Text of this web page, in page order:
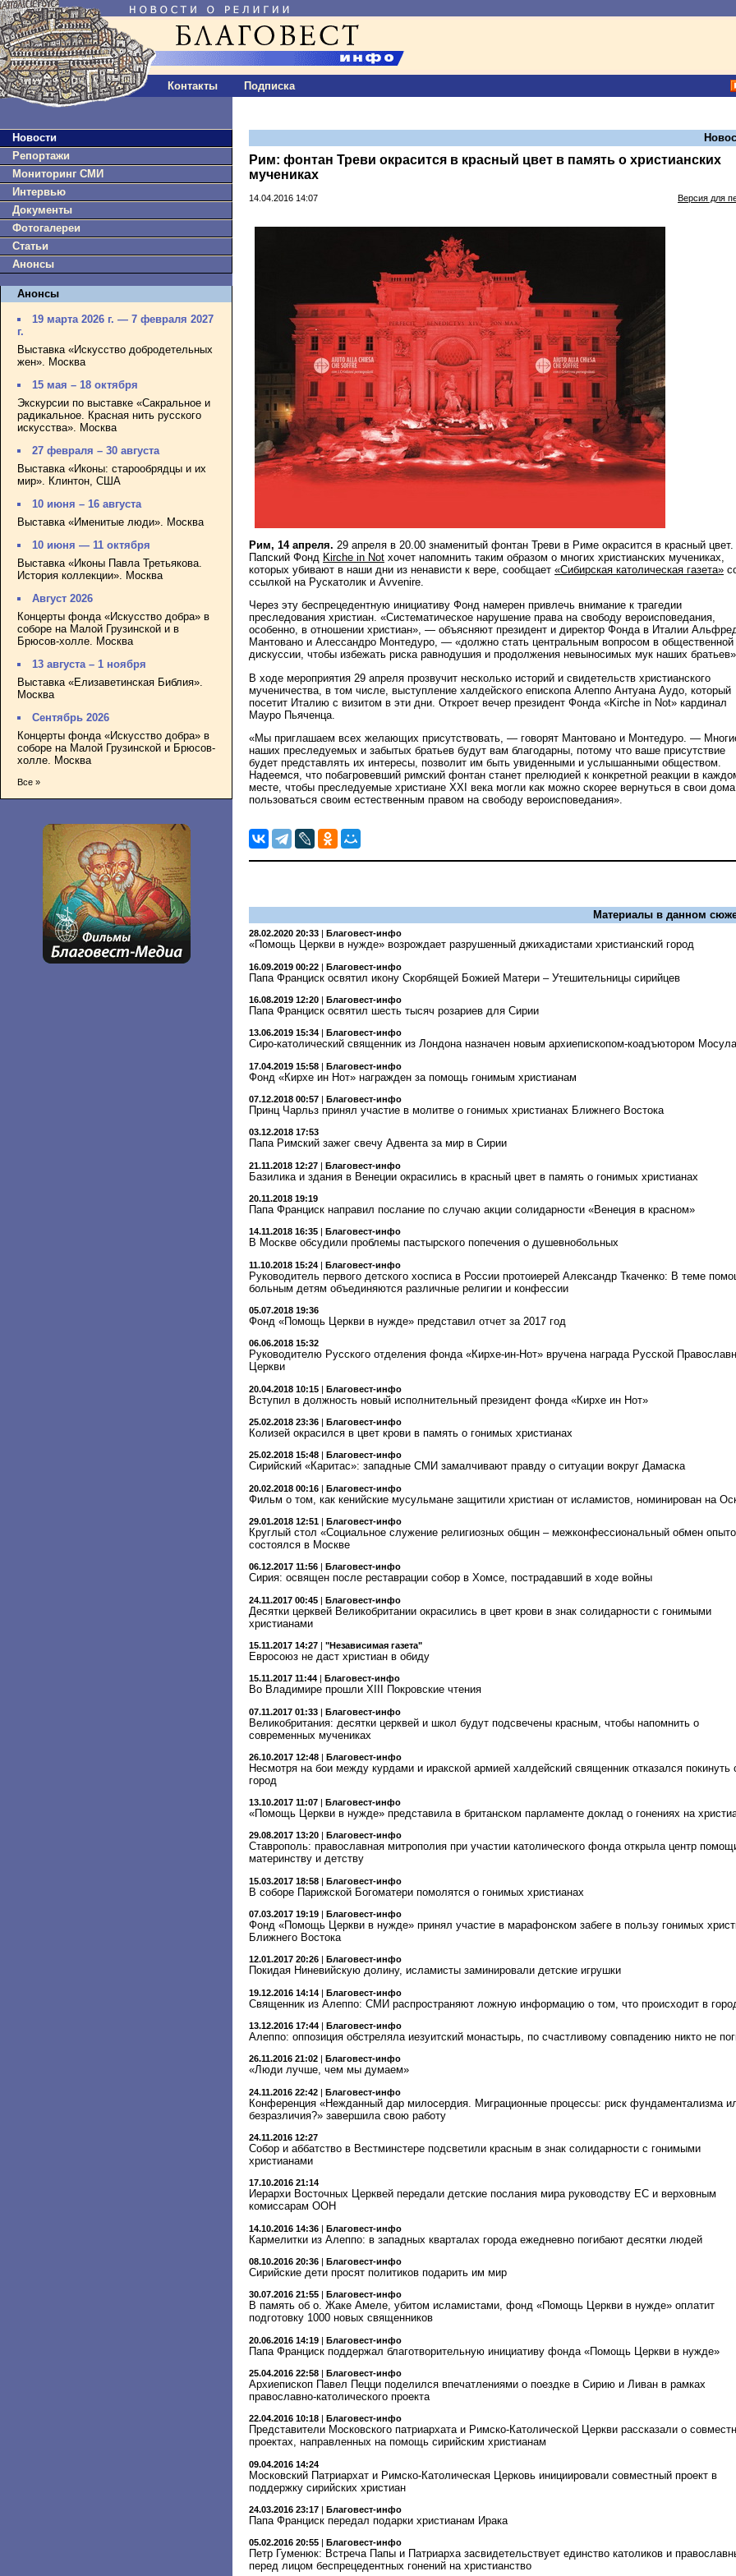
Контакты Подписка
Новости
Репортажи
Мониторинг СМИ
Интервью
Документы
Фотогалереи
Статьи
Анонсы
Анонсы
19 марта 2026 г. — 7 февраля 2027
г.
Выставка «Искусство добродетельных
жен». Москва
15 мая – 18 октября
Экскурсии по выставке «Сакральное и
радикальное. Красная нить русского
искусства». Москва
27 февраля – 30 августа
Выставка «Иконы: старообрядцы и их
мир». Клинтон, США
10 июня – 16 августа
Выставка «Именитые люди». Москва
10 июня — 11 октября
Выставка «Иконы Павла Третьякова.
История коллекции». Москва
Август 2026
Концерты фонда «Искусство добра» в
соборе на Малой Грузинской и в
Брюсов-холле. Москва
13 августа – 1 ноября
Выставка «Елизаветинская Библия».
Москва
Сентябрь 2026
Концерты фонда «Искусство добра» в
соборе на Малой Грузинской и Брюсов-
холле. Москва
Все »
Рим: фонтан Треви окрасится в красный цвет в память о христианских
мучениках
14.04.2016 14:07 Версия для
Рим, 14 апреля. 29 апреля в 20.00 знаменитый фонтан Треви в Риме окрасится в красный цвет.
Папский Фонд Kirche in Not хочет напомнить таким образом о многих христианских мучениках,
которых убивают в наши дни из ненависти к вере, сообщает «Сибирская католическая газета»
ссылкой на Рускатолик и Avvenire.
Через эту беспрецедентную инициативу Фонд намерен привлечь внимание к трагедии
преследования христиан. «Систематическое нарушение права на свободу вероисповедания,
особенно, в отношении христиан», — объясняют президент и директор Фонда в Италии
Мантовано и Алессандро Монтедуро, — «должно стать центральным вопросом в общественной
дискуссии, чтобы избежать риска равнодушия и продолжения невыносимых мук наших
В ходе мероприятия 29 апреля прозвучит несколько историй и свидетельств христианского
мученичества, в том числе, выступление халдейского епископа Алеппо Антуана Аудо, который
посетит Италию с визитом в эти дни. Откроет вечер президент Фонда «Kirche in Not» кардинал
Мауро Пьяченца.
«Мы приглашаем всех желающих присутствовать, — говорят Мантовано и Монтедуро. —
наших преследуемых и забытых братьев будут вам благодарны, потому что ваше присутствие
будет представлять их интересы, позволит им быть увиденными и услышанными обществом.
Надеемся, что побагровевший римский фонтан станет прелюдией к конкретной реакции в
месте, чтобы преследуемые христиане XXI века могли как можно скорее вернуться в свои
пользоваться своим естественным правом на свободу вероисповедания».
Материалы в данном
28.02.2020 20:33 Благовест-инфо
«Помощь Церкви в нужде» возрождает разрушенный джихадистами христианский город
16.09.2019 00:22 | Благовест-инфо
Папа Франциск освятил икону Скорбящей Божией Матери – Утешительницы сирийцев
16.08.2019 12:20 | Благовест-инфо
Папа Франциск освятил шесть тысяч розариев для Сирии
13.06.2019 15:34 Благовест-инфо
Сиро-католический священник из Лондона назначен новым архиепископом-коадъютором Мосула
17.04.2019 15:58 | Благовест-инфо
Фонд «Кирхе ин Нот» награжден за помощь гонимым христианам
07.12.2018 00:57 | Благовест-инфо
Принц Чарльз принял участие в молитве о гонимых христианах Ближнего Востока
03.12.2018 17:53
Папа Римский зажег свечу Адвента за мир в Сирии
21.11.2018 12:27 | Благовест-инфо
Базилика и здания в Венеции окрасились в красный цвет в память о гонимых христианах
20.11.2018 19:19
Папа Франциск направил послание по случаю акции солидарности «Венеция в красном»
14.11.2018 16:35 Благовест-инфо
В Москве обсудили проблемы пастырского попечения о душевнобольных
11.10.2018 15:24 | Благовест-инфо
Руководитель первого детского хосписа в России протоиерей Александр Ткаченко: В теме
больным детям объединяются различные религии и конфессии
05.07.2018 19:36
Фонд «Помощь Церкви в нужде» представил отчет за 2017 год
06.06.2018 15:32
Руководителю Русского отделения фонда «Кирхе-ин-Нот» вручена награда Русской
Церкви
20.04.2018 10:15 | Благовест-инфо
Вступил в должность новый исполнительный президент фонда «Кирхе ин Нот»
25.02.2018 23:36 | Благовест-инфо
Колизей окрасился в цвет крови в память о гонимых христианах
25.02.2018 15:48 Благовест-инфо
Сирийский «Каритас»: западные СМИ замалчивают правду о ситуации вокруг Дамаска
20.02.2018 00:16 | Благовест-инфо
Фильм о том, как кенийские мусульмане защитили христиан от исламистов, номинирован на
29.01.2018 12:51 | Благовест-инфо
Круглый стол «Социальное служение религиозных общин – межконфессиональный обмен
состоялся в Москве
06.12.2017 11:56 | Благовест-инфо
Сирия: освящен после реставрации собор в Хомсе, пострадавший в ходе войны
24.11.2017 00:45 | Благовест-инфо
Десятки церквей Великобритании окрасились в цвет крови в знак солидарности с гонимыми
христианами
15.11.2017 14:27 | "Независимая газета"
Евросоюз не даст христиан в обиду
15.11.2017 11:44 | Благовест-инфо
Во Владимире прошли XIII Покровские чтения
07.11.2017 01:33 | Благовест-инфо
Великобритания: десятки церквей и школ будут подсвечены красным, чтобы напомнить о
современных мучениках
26.10.2017 12:48 | Благовест-инфо
Несмотря на бои между курдами и иракской армией халдейский священник отказался покинуть
город
13.10.2017 11:07 | Благовест-инфо
«Помощь Церкви в нужде» представила в британском парламенте доклад о гонениях на
29.08.2017 13:20 Благовест-инфо
Ставрополь: православная митрополия при участии католического фонда открыла центр
материнству и детству
15.03.2017 18:58 | Благовест-инфо
В соборе Парижской Богоматери помолятся о гонимых христианах
07.03.2017 19:19 | Благовест-инфо
Фонд «Помощь Церкви в нужде» принял участие в марафонском забеге в пользу гонимых
Ближнего Востока
12.01.2017 20:26 Благовест-инфо
Покидая Ниневийскую долину, исламисты заминировали детские игрушки
19.12.2016 14:14 | Благовест-инфо
Священник из Алеппо: СМИ распространяют ложную информацию о том, что происходит в
13.12.2016 17:44 | Благовест-инфо
Алеппо: оппозиция обстреляла иезуитский монастырь, по счастливому совпадению никто не
26.11.2016 21:02 Благовест-инфо
«Люди лучше, чем мы думаем»
24.11.2016 22:42 | Благовест-инфо
Конференция «Нежданный дар милосердия. Миграционные процессы: риск фундаментализма
безразличия?» завершила свою работу
24.11.2016 12:27
Собор и аббатство в Вестминстере подсветили красным в знак солидарности с гонимыми
христианами
17.10.2016 21:14
Иерархи Восточных Церквей передали детские послания мира руководству ЕС и верховным
комиссарам ООН
14.10.2016 14:36 | Благовест-инфо
Кармелитки из Алеппо: в западных кварталах города ежедневно погибают десятки людей
08.10.2016 20:36 | Благовест-инфо
Сирийские дети просят политиков подарить им мир
30.07.2016 21:55 Благовест-инфо
В память об о. Жаке Амеле, убитом исламистами, фонд «Помощь Церкви в нужде» оплатит
подготовку 1000 новых священников
20.06.2016 14:19 | Благовест-инфо
Папа Франциск поддержал благотворительную инициативу фонда «Помощь Церкви в нужде»
25.04.2016 22:58 | Благовест-инфо
Архиепископ Павел Пецци поделился впечатлениями о поездке в Сирию и Ливан в рамках
православно-католического проекта
22.04.2016 10:18 Благовест-инфо
Представители Московского патриархата и Римско-Католической Церкви рассказали о
проектах, направленных на помощь сирийским христианам
09.04.2016 14:24
Московский Патриархат и Римско-Католическая Церковь инициировали совместный проект в
поддержку сирийских христиан
24.03.2016 23:17 | Благовест-инфо
Папа Франциск передал подарки христианам Ирака
05.02.2016 20:55 Благовест-инфо
Петр Гуменюк: Встреча Папы и Патриарха засвидетельствует единство католиков и
перед лицом беспрецедентных гонений на христианство